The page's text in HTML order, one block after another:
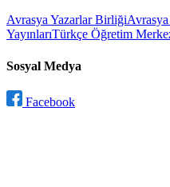
Avrasya Yazarlar Birliği
YayınlarıTürkçe Öğretim
Sosyal Medya
Facebook